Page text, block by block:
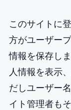
このサイトに
方がユーザー
情報を保存し
人情報を表示
だしユーザー
イト管理者も